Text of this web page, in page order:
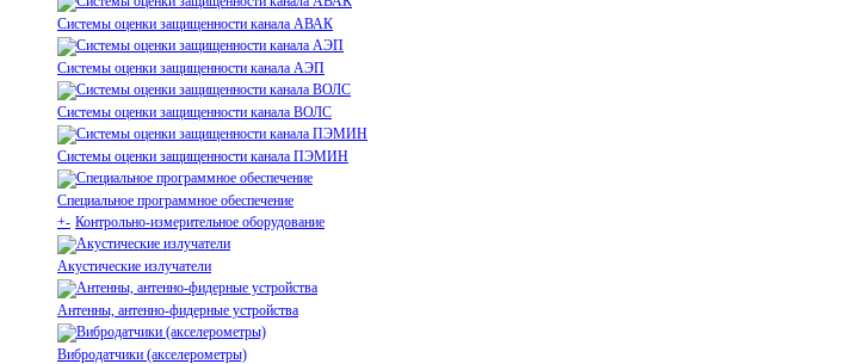
Системы оценки защищенности канала АВАК
Системы оценки защищенности канала АЭП
Системы оценки защищенности канала ВОЛС
Системы оценки защищенности канала ПЭМИН
Специальное программное обеспечение
+- Контрольно-измерительное оборудование
Акустические излучатели
Антенны, антенно-фидерные устройства
Вибродатчики (акселерометры)